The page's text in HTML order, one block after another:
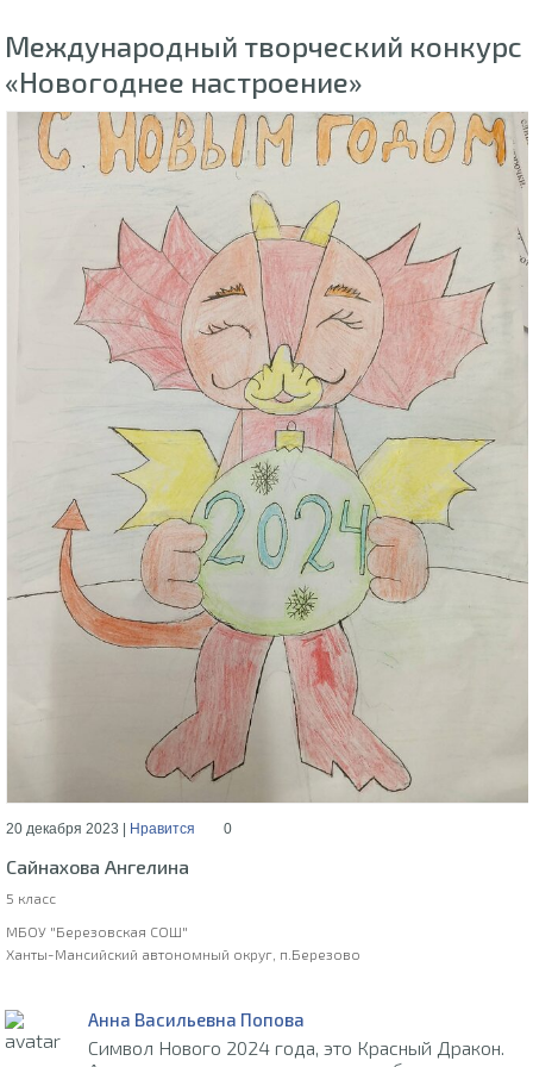
Международный творческий конкурс
«Новогоднее настроение»
20 декабря 2023 | Нравится 0
Сайнахова Ангелина
5 класс
МБОУ "Березовская СОШ"
Ханты-Мансийский автономный округ, п.Березово
Анна Васильевна Попова
Символ Нового 2024 года, это Красный Дракон.